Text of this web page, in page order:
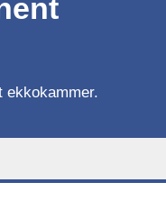
ekkokammer.